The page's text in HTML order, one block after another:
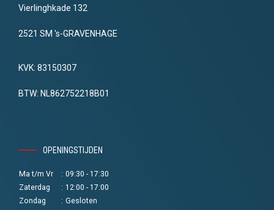
Vierlinghkade 132
2521 SM 's-GRAVENHAGE
KVK: 83150307
BTW: NL862752218B01
OPENINGSTIJDEN
Ma t/m Vr : 09:30 - 17:30
Zaterdag
: 12:00 - 17:00
Zondag
: Gesloten